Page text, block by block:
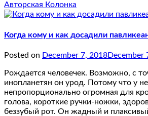
Авторская Колонка
Когда кому и как досадили
Posted on December 7, 2018December
Рождается человечек. Возможно, с
инопланетян он урод. Потому что у
непропорционально огромная для
голова, короткие ручки-ножки,
беззубый рот. Он жадный и